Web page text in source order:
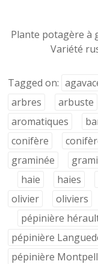
Plante potagère à
Variété
Tagged on:
arbres
arbuste
aromatiques
conifère
graminée
haie
haies
olivier
oliviers
pépinière
pépinière
pépinière